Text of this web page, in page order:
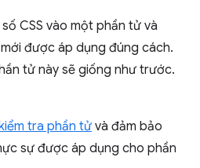
CSS vào một phần tử và
được áp dụng đúng cách.
tử này sẽ giống như trước.
tra phần tử và đảm bảo
sự được áp dụng cho phần